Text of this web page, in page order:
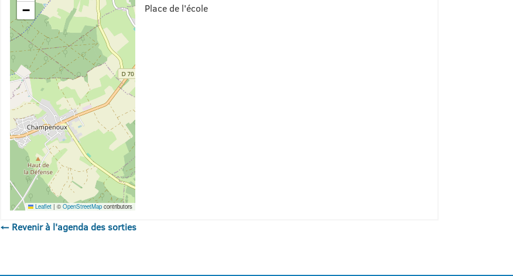
−
Leaflet | ©OpenStreetMapcontributors
Place de l'école
← Revenir à l'agenda des sorties